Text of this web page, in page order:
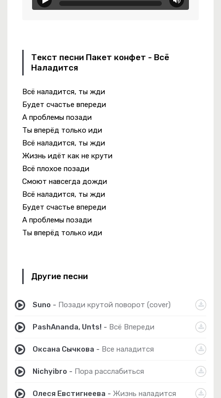
Текст песни Пакет конфет - Всё
Наладится
Всё наладится, ты жди
Будет счастье впереди
А проблемы позади
Ты вперёд только иди
Всё наладится, ты жди
Жизнь идёт как не крути
Всё плохое позади
Смоют навсегда дожди
Всё наладится, ты жди
Будет счастье впереди
А проблемы позади
Ты вперёд только иди
Другие песни
Suno - Позади крутой поворот (cover)
PashAnanda, Unts! - Всё Впереди
Оксана Сычкова - Все наладится
Nichyibro - Пора расслабиться
Олеся Евстигнеева - Жизнь наладится